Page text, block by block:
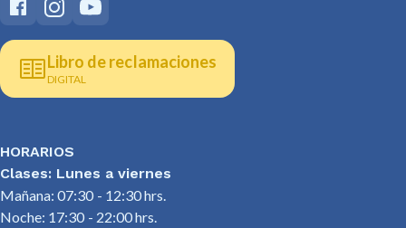
Libro de reclamaciones
DIGITAL
HORARIOS
Clases: Lunes a viernes
Mañana: 07:30 - 12:30 hrs.
Noche: 17:30 - 22:00 hrs.